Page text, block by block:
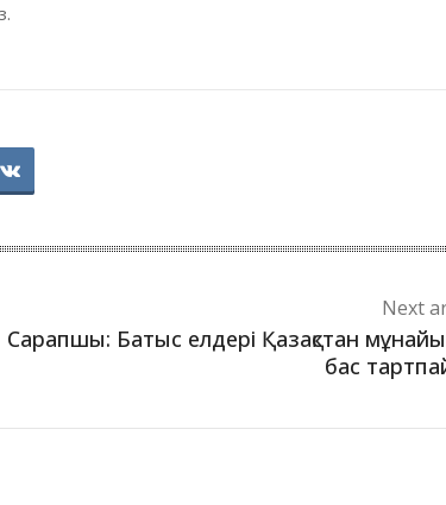
Next
Сарапшы: Батыс елдері Қазақстан
бас